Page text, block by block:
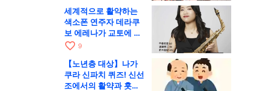
세계적으로 활약하는
색소폰 연주자 데라쿠
보 에레나가 교토에 온
다! 콰르텟 투어 교토
개최
favorite_border 9
【노년층 대상】나가
쿠라 신파치 퀴즈! 신선
조에서의 활약과 홋카